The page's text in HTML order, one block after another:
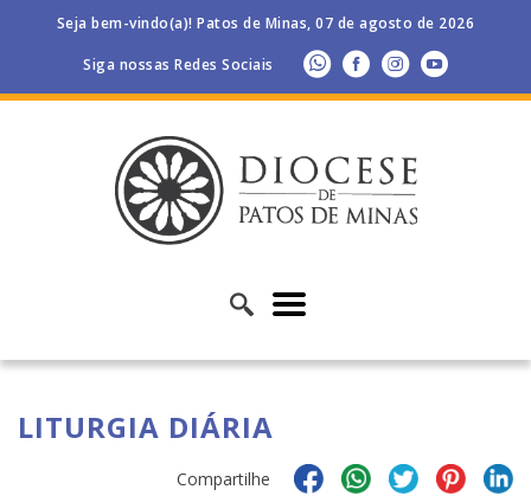
Seja bem-vindo(a)! Patos de Minas, 07 de agosto de 2026
Siga nossas Redes Sociais
LITURGIA DIÁRIA
Compartilhe